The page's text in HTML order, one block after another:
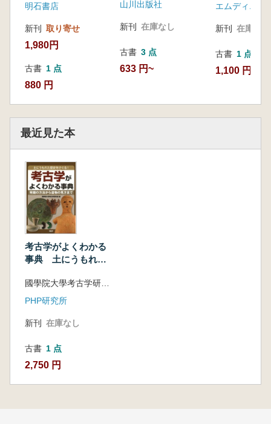
明石書店
新刊 取り寄せ
1,980円
古書 1 点
880 円
山川出版社
新刊 在庫なし
古書 3 点
633 円~
新刊 在庫なし
古書 1 点
1,100 円
最近見た本
考古学がよくわかる
事典 土にうもれた
の方法から遺物の見
方まで
PHP研究所
新刊 在庫なし
古書 1 点
2,750 円